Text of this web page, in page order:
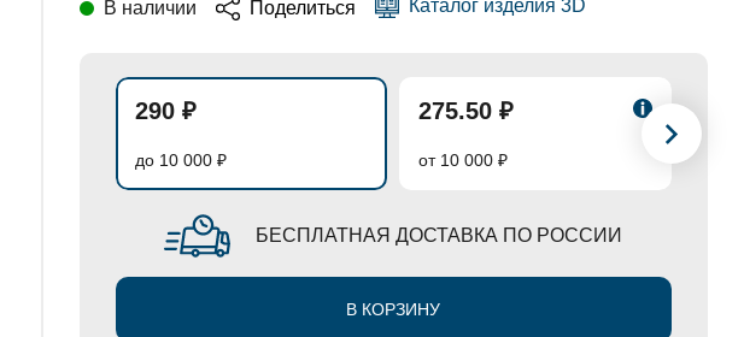
В наличии Поделиться Каталог изделия 3D
290 ₽
до 10 000 ₽
275.50 ₽
от 10 000 ₽
БЕСПЛАТНАЯ ДОСТАВКА ПО РОССИИ
В КОРЗИНУ